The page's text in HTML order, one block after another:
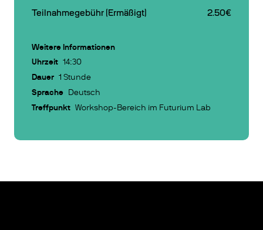
Teilnahmegebühr (Ermäßigt) 2.50€
Weitere Informationen
Uhrzeit 14:30
Dauer 1 Stunde
Sprache Deutsch
Treffpunkt Workshop-Bereich im Futurium Lab